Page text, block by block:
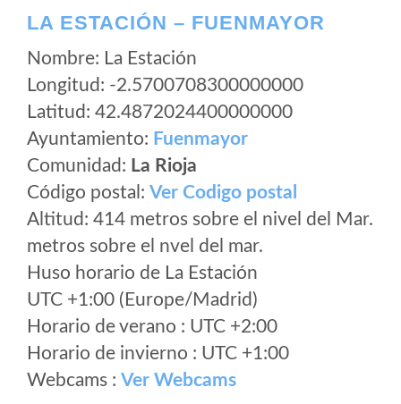
LA ESTACIÓN – FUENMAYOR
Nombre: La Estación
Longitud: -2.5700708300000000
Latitud: 42.4872024400000000
Ayuntamiento: Fuenmayor
Comunidad: La Rioja
Código postal: Ver Codigo postal
Altitud: 414 metros sobre el nivel del Mar.
metros sobre el nvel del mar.
Huso horario de La Estación
UTC +1:00 (Europe/Madrid)
Horario de verano : UTC +2:00
Horario de invierno : UTC +1:00
Webcams : Ver Webcams